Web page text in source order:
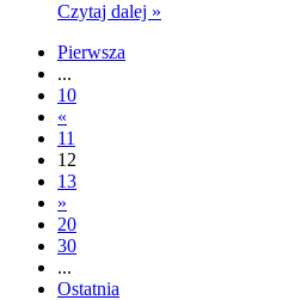
Czytaj dalej »
Pierwsza
...
10
«
11
12
13
»
20
30
...
Ostatnia